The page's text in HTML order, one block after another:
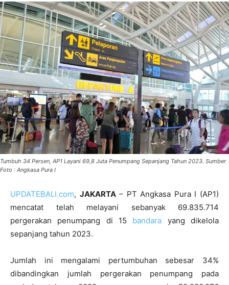
Tumbuh 34 Persen, AP1 Layani 69,8 Juta Penumpang Sepanjang Tahun 2023. Sumber
Foto : Angkasa Pura I
UPDATEBALI.com, JAKARTA– PT Angkasa Pura I (AP1)
mencatat telah melayani sebanyak 69.835.714
pergerakan penumpang di 15 bandara yang dikelola
sepanjang tahun 2023.
Jumlah ini mengalami pertumbuhan sebesar 34%
dibandingkan jumlah pergerakan penumpang pada